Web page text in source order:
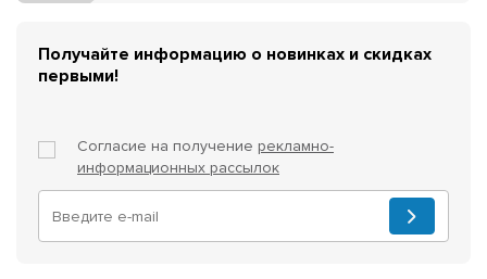
Получайте информацию о новинках и скидках
первыми!
Согласие на получение рекламно-
информационных рассылок